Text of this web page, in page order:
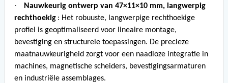
·
Nauwkeurig ontwerp van 47×11×10 mm, langwerpig
rechthoekig : Het robuuste, langwerpige rechthoekige
profiel is geoptimaliseerd voor lineaire montage,
bevestiging en structurele toepassingen. De precieze
maatnauwkeurigheid zorgt voor een naadloze integratie in
machines, magnetische scheiders, bevestigingsarmaturen
en industriële assemblages.